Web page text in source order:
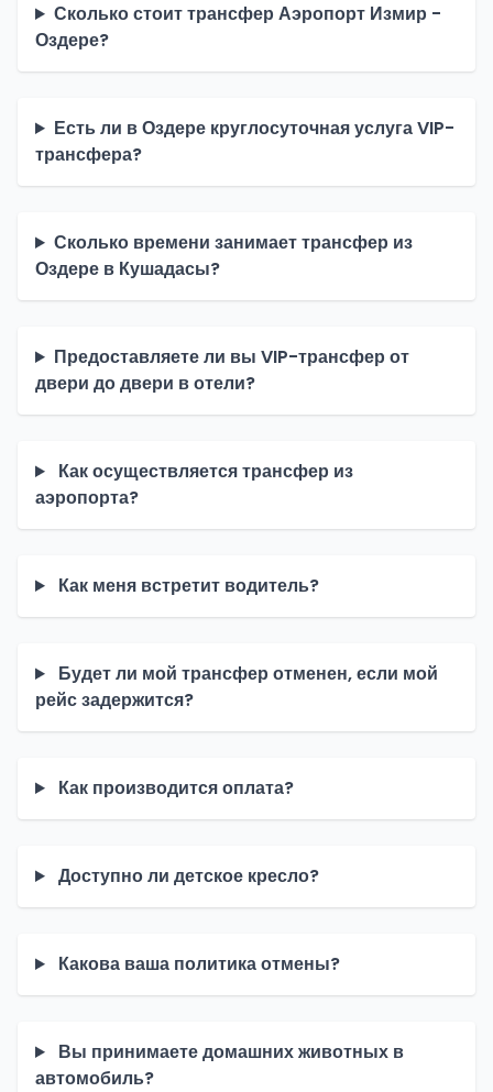
Сколько стоит трансфер Аэропорт Измир -
Оздере?
Есть ли в Оздере круглосуточная услуга VIP-
трансфера?
Сколько времени занимает трансфер из
Оздере в Кушадасы?
Предоставляете ли вы VIP-трансфер от
двери до двери в отели?
Как осуществляется трансфер из
аэропорта?
Как меня встретит водитель?
Будет ли мой трансфер отменен, если мой
рейс задержится?
Как производится оплата?
Доступно ли детское кресло?
Какова ваша политика отмены?
Вы принимаете домашних животных в
автомобиль?